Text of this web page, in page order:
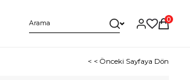
0
< < Önceki Sayfaya Dön